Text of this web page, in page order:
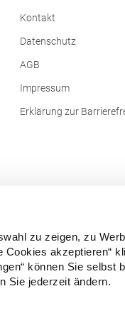
zu zeigen, zu
akzeptieren“
können Sie selbst
Sie jederzeit ändern.
Kontakt
Datenschutz
AGB
Impressum
Erklärung zur